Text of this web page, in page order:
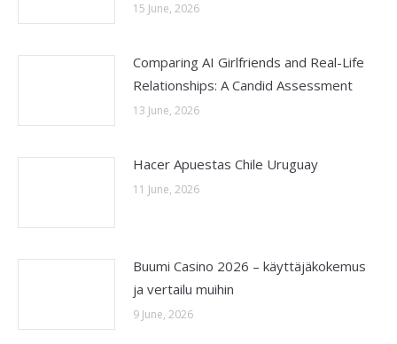
15 June, 2026
Comparing AI Girlfriends and Real-Life
Relationships: A Candid Assessment
13 June, 2026
Hacer Apuestas Chile Uruguay
11 June, 2026
Buumi Casino 2026 – käyttäjäkokemus
ja vertailu muihin
9 June, 2026